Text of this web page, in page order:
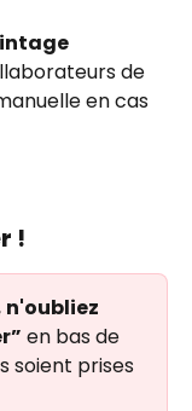
de
en cas
!
n'oubliez
en bas de
soient prises